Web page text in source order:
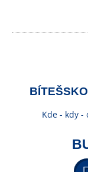
Kde - kdy -